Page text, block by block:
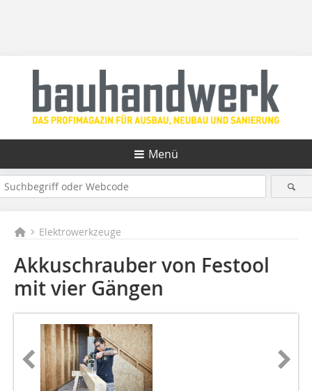
Menü
Elektrowerkzeuge
Akkuschrauber von Festool
mit vier Gängen